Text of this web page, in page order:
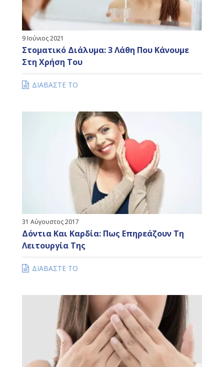
9 Ιούνιος 2021
Στοματικό Διάλυμα: 3 Λάθη Που Κάνουμε
Στη Χρήση Του
ΔΙΑΒΑΣΤΕ ΤΟ
31 Αύγουστος 2017
Δόντια Και Καρδία: Πως Επηρεάζουν Τη
Λειτουργία Της
ΔΙΑΒΑΣΤΕ ΤΟ